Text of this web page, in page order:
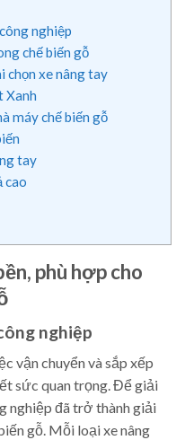
nghiệp
chế biến gỗ
chọn xe nâng tay
Xanh
máy chế biến gỗ
tay
cao
phù hợp cho
nghiệp
vận chuyển và sắp xếp
sức quan trọng. Để giải
nghiệp đã trở thành giải
gỗ. Mỗi loại xe nâng